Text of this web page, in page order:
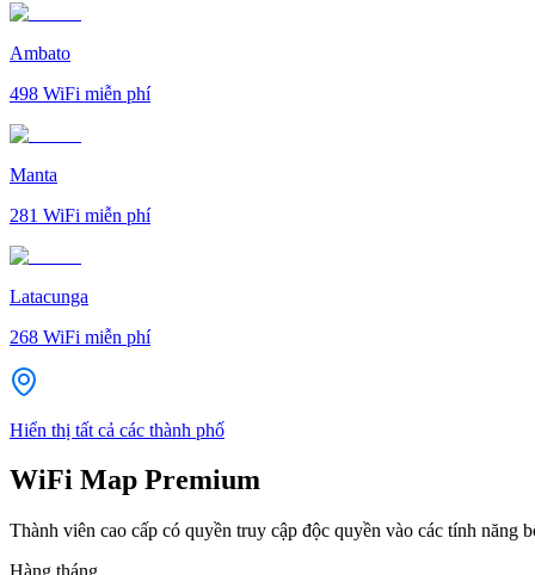
Ambato
498 WiFi miễn phí
Manta
281 WiFi miễn phí
Latacunga
268 WiFi miễn phí
Hiển thị tất cả các thành phố
WiFi Map Premium
Thành viên cao cấp có quyền truy cập độc quyền vào các tính năng